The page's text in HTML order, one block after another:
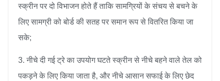
स्क्रीन पर दो विभाजन होते हैं ताकि सामग्रियों के संचय से बचने के
लिए सामग्री को बोर्ड की सतह पर समान रूप से वितरित किया जा
सके;
3. नीचे दी गई ट्रे का उपयोग घटते स्क्रीन से नीचे बहने वाले तेल को
पकड़ने के लिए किया जाता है, और नीचे आसान सफाई के लिए छेद